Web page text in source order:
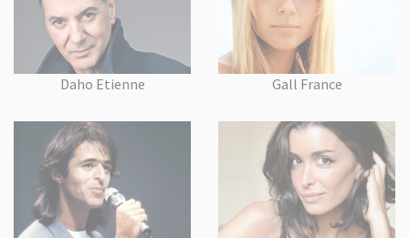
Daho Etienne Gall France